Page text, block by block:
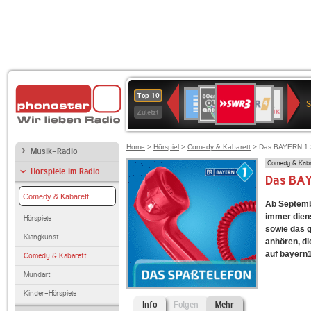
Top 10
Zuletzt
Deutschlandfunk
80er
90er
OLDIE
ANTENNE
4
KLASSIK
SWR
Kultur
NDR
2
Musik-Radio
Hörspiele im Radio
Comedy & Kabarett
Hörspiele
Klangkunst
Comedy & Kabarett
Mundart
Kinder-Hörspiele
Home > Hörspiel > Comedy & Kabarett > Das BAYERN
Comedy &
Das
Ab
immer
sowie das
anhören,
auf
Info Folgen Mehr